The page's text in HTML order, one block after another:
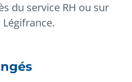
du service RH ou sur